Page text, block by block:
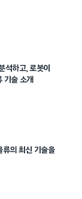
기술 소개
류의 최신 기술을